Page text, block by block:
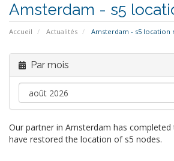
Amsterdam - s5
Accueil Actualités Amsterdam - s5 location
Par mois
Our partner in Amsterdam has
have restored the location of s5 nodes.